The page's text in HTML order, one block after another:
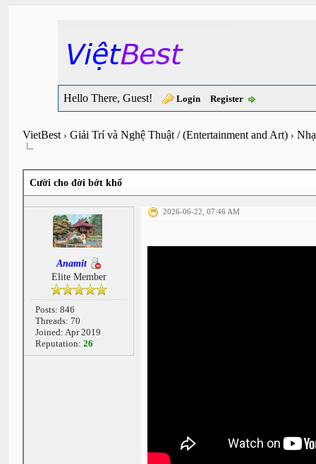
Hello There, Guest! Login Register
VietBest›Giải Trí và Nghệ Thuật / (Entertainment and Art) ›
Cười cho đời bớt khổ
Anamit
Elite Member
Posts: 846
Threads: 70
Joined: Apr 2019
Reputation: 26
2026-06-22, 07:46 AM